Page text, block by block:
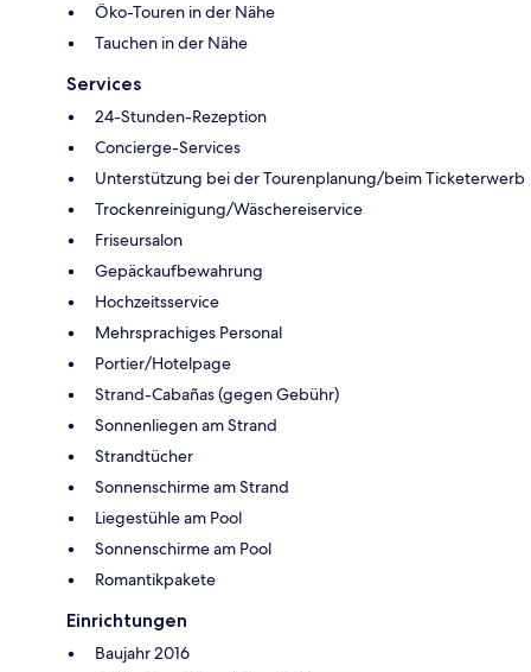
Öko-Touren in der Nähe
Tauchen in der Nähe
Services
24-Stunden-Rezeption
Concierge-Services
Unterstützung bei der Tourenplanung/beim Ticketerwerb
Trockenreinigung/Wäschereiservice
Friseursalon
Gepäckaufbewahrung
Hochzeitsservice
Mehrsprachiges Personal
Portier/Hotelpage
Strand-Cabañas (gegen Gebühr)
Sonnenliegen am Strand
Strandtücher
Sonnenschirme am Strand
Liegestühle am Pool
Sonnenschirme am Pool
Romantikpakete
Einrichtungen
Baujahr 2016